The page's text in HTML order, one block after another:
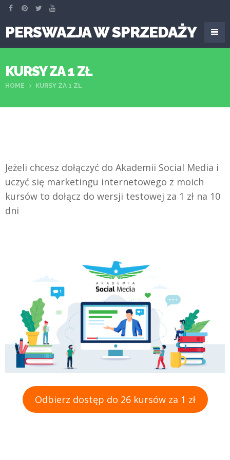
PERSWAZJA W SPRZEDAŻY
KURSY ZA 1 ZŁ
HOME KURSY ZA 1 ZŁ
Jeżeli chcesz dołączyć do Akademii Social Media i
uczyć się marketingu internetowego z moich
kursów to dołącz do wersji testowej za 1 zł na 10
dni
Odbierz dostęp do 26 kursów za 1 zł